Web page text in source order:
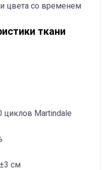
цвета со временем
ткани
циклов Martindale
см